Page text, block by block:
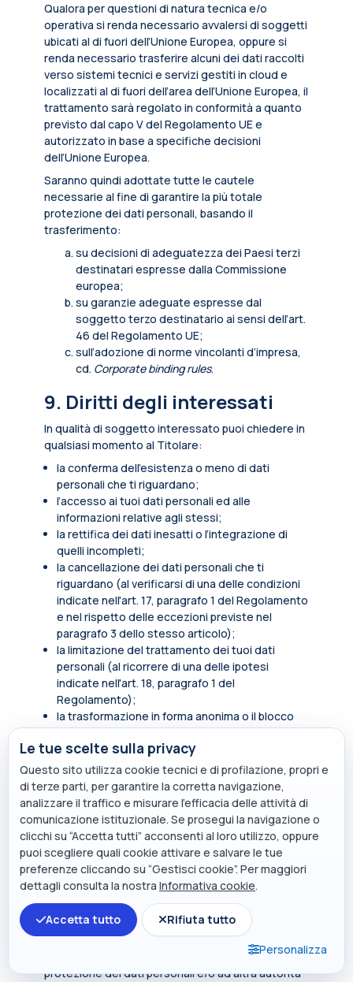
Qualora per questioni di natura tecnica e/o
operativa si renda necessario avvalersi di soggetti
ubicati al di fuori dell’Unione Europea, oppure si
renda necessario trasferire alcuni dei dati raccolti
verso sistemi tecnici e servizi gestiti in cloud e
localizzati al di fuori dell’area dell’Unione Europea, il
trattamento sarà regolato in conformità a quanto
previsto dal capo V del Regolamento UE e
autorizzato in base a specifiche decisioni
dell’Unione Europea.
Saranno quindi adottate tutte le cautele
necessarie al fine di garantire la più totale
protezione dei dati personali, basando il
trasferimento:
su decisioni di adeguatezza dei Paesi terzi
destinatari espresse dalla Commissione
europea;
su garanzie adeguate espresse dal
soggetto terzo destinatario ai sensi dell’art.
46 del Regolamento UE;
sull’adozione di norme vincolanti d’impresa,
cd. Corporate binding rules.
9. Diritti degli interessati
In qualità di soggetto interessato puoi chiedere in
qualsiasi momento al Titolare:
la conferma dell’esistenza o meno di dati
personali che ti riguardano;
l’accesso ai tuoi dati personali ed alle
informazioni relative agli stessi;
la rettifica dei dati inesatti o l’integrazione di
quelli incompleti;
la cancellazione dei dati personali che ti
riguardano (al verificarsi di una delle condizioni
indicate nell'art. 17, paragrafo 1 del Regolamento
e nel rispetto delle eccezioni previste nel
paragrafo 3 dello stesso articolo);
la limitazione del trattamento dei tuoi dati
personali (al ricorrere di una delle ipotesi
indicate nell'art. 18, paragrafo 1 del
Regolamento);
la trasformazione in forma anonima o il blocco
dei dati trattati in violazione di legge, compresi
quelli di cui non è necessaria la conservazione in
relazione agli scopi per i quali i dati sono stati
raccolti o successivamente trattati.
In qualità di soggetto interessato hai inoltre diritto
di opporti, in tutto o in parte, per motivi legittimi al
trattamento dei dati personali che ti riguardano,
ancorché pertinenti allo scopo della raccolta.
Tali diritti sono esercitabili rivolgendosi al punto di
contattoprivacy@polimi.it.
Qualora tu ritenga che i tuoi diritti siano stati violati
dal titolare e/o da un terzo, hai il diritto di
presentare un reclamo all’Autorità per la
protezione dei dati personali e/o ad altra autorità
Le tue scelte sulla privacy
Questo sito utilizza cookie tecnici e di profilazione, propri e
di terze parti, per garantire la corretta navigazione,
analizzare il traffico e misurare l’efficacia delle attività di
comunicazione istituzionale. Se prosegui la navigazione o
clicchi su “Accetta tutti” acconsenti al loro utilizzo, oppure
puoi scegliere quali cookie attivare e salvare le tue
preferenze cliccando su “Gestisci cookie”. Per maggiori
dettagli consulta la nostra Informativa cookie.
Accetta tutto
Rifiuta tutto
Personalizza